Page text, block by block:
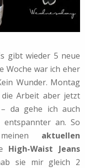
gibt wieder 5 neue
Woche war ich eher
Wunder. Montag
Arbeit aber jetzt
da gehe ich auch
entspannter an. So
aktuellen
High-Waist Jeans
sie mir gleich 2